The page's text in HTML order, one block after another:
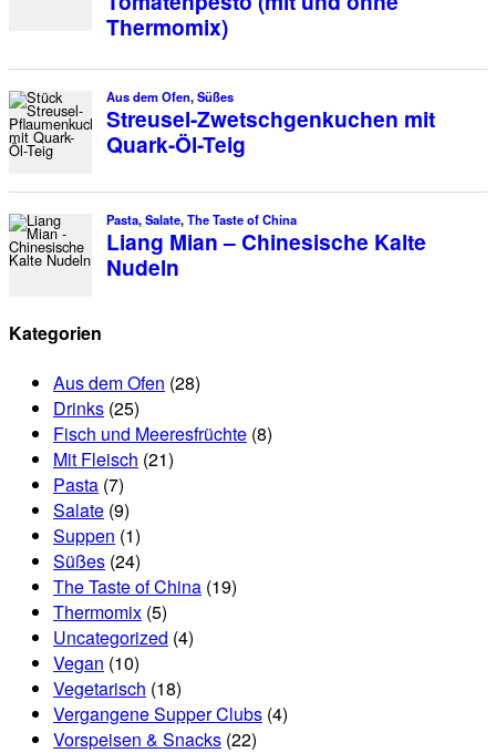
Kategorien
Aus dem Ofen (28)
Drinks (25)
Fisch und Meeresfrüchte (8)
Mit Fleisch (21)
Pasta (7)
Salate (9)
Suppen (1)
Süßes (24)
The Taste of China (19)
Thermomix (5)
Uncategorized (4)
Vegan (10)
Vegetarisch (18)
Vergangene Supper Clubs (4)
Vorspeisen & Snacks (22)